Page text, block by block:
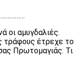
οι αμυγδαλιές.
τράφους έτρεχε το
Πρωτομαγιάς. Τι